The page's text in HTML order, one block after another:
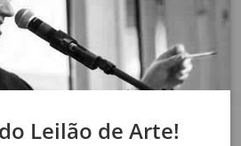
Leilão de Arte!